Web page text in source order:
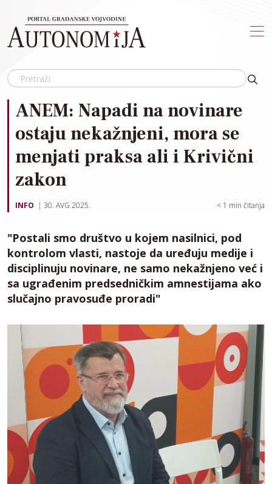
ANEM: Napadi na novinare
ostaju nekažnjeni, mora se
menjati praksa ali i Krivični
zakon
INFO 30. AVG 2025. < 1 min čitanja
"Postali smo društvo u kojem nasilnici, pod
kontrolom vlasti, nastoje da uređuju medije i
disciplinuju novinare, ne samo nekažnjeno već i
sa ugrađenim predsedničkim amnestijama ako
slučajno pravosuđe proradi"